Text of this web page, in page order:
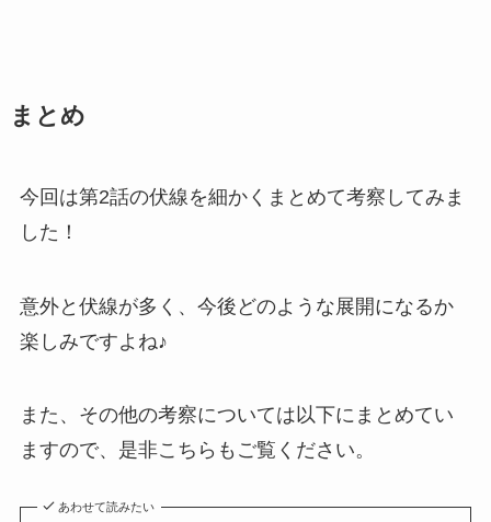
まとめ
今回は第2話の伏線を細かくまとめて考察してみま
した！
意外と伏線が多く、今後どのような展開になるか
楽しみですよね♪
また、その他の考察については以下にまとめてい
ますので、是非こちらもご覧ください。
あわせて読みたい